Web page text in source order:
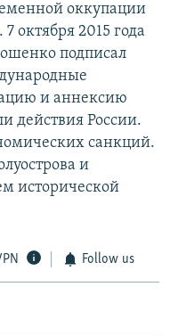
оккупации
октября 2015 года
подписал
и аннексию
действия России.
санкций.
и
исторической
Follow us